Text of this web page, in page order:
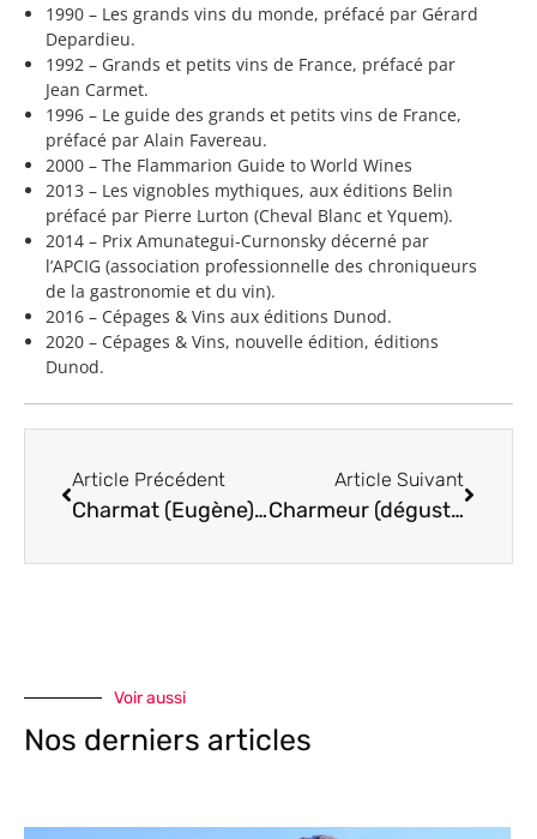
1990 – Les grands vins du monde, préfacé par Gérard
Depardieu.
1992 – Grands et petits vins de France, préfacé par
Jean Carmet.
1996 – Le guide des grands et petits vins de France,
préfacé par Alain Favereau.
2000 – The Flammarion Guide to World Wines
2013 – Les vignobles mythiques, aux éditions Belin
préfacé par Pierre Lurton (Cheval Blanc et Yquem).
2014 – Prix Amunategui-Curnonsky décerné par
l’APCIG (association professionnelle des chroniqueurs
de la gastronomie et du vin).
2016 – Cépages & Vins aux éditions Dunod.
2020 – Cépages & Vins, nouvelle édition, éditions
Dunod.
Article Précédent
Charmat (Eugène), inventeur méthode Charmat
Article Suivant
Charmeur (dégustation) qualité
Voir aussi
Nos derniers articles